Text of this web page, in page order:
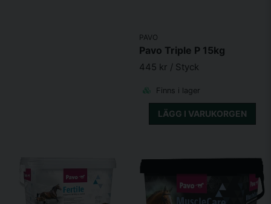
28,50%
Mineraler och spårämnen (per kg)
3,40%
Vitaminer (per kg)
PAVO
Pavo Triple P 15kg
445 kr / Styck
Finns i lager
LÄGG I VARUKORGEN